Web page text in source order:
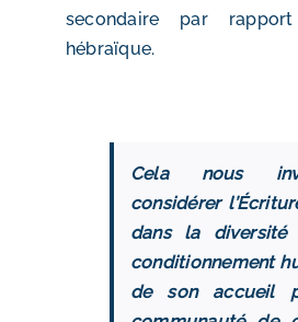
secondaire par
hébraïque.
Cela nous
considérer
dans la diversité
conditionnement
de son accueil